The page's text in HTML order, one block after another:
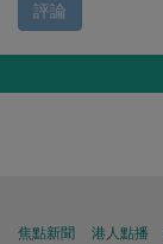
評論
焦點新聞 港人點播